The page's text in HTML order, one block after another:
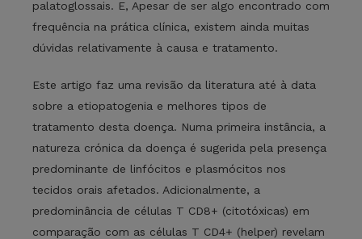
palatoglossais. E, Apesar de ser algo encontrado com
frequência na prática clínica, existem ainda muitas
dúvidas relativamente à causa e tratamento.
Este artigo faz uma revisão da literatura até à data
sobre a etiopatogenia e melhores tipos de
tratamento desta doença. Numa primeira instância, a
natureza crónica da doença é sugerida pela presença
predominante de linfócitos e plasmócitos nos
tecidos orais afetados. Adicionalmente, a
predominância de células T CD8+ (citotóxicas) em
comparação com as células T CD4+ (helper) revelam